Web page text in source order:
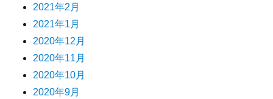
2021年2月
2021年1月
2020年12月
2020年11月
2020年10月
2020年9月